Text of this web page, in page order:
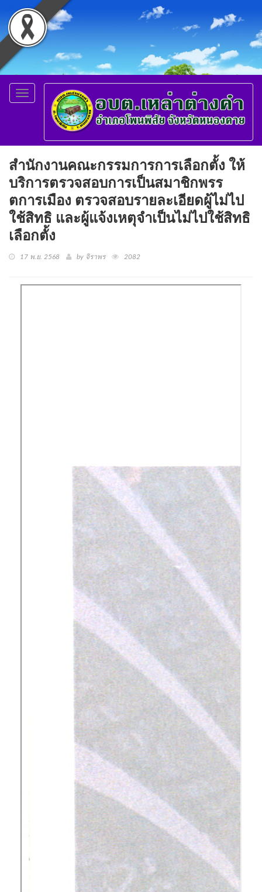
Toggle
navigation
สำนักงานคณะกรรมการการเลือกตั้ง ให้
บริการตรวจสอบการเป็นสมาชิกพรร
ตการเมือง ตรวจสอบรายละเอียดผู้ไม่ไป
ใช้สิทธิ และผู้แจ้งเหตุจำเป็นไม่ไปใช้สิทธิ
เลือกตั้ง
17 พ.ย. 2568 by จิราพร 2082